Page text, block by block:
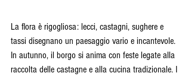
La flora è rigogliosa: lecci, castagni, sughere e
tassi disegnano un paesaggio vario e incantevole.
In autunno, il borgo si anima con feste legate alla
raccolta delle castagne e alla cucina tradizionale. I